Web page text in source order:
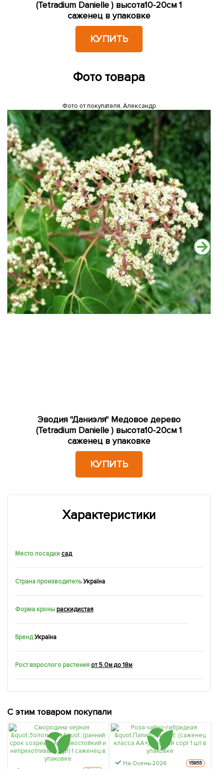
(Tetradium Danielle ) высота10-20см 1
саженец в упаковке
КУПИТЬ
Фото товара
Фото от покупателя, Александр
Эводия "Даниэля" Медовое дерево
(Tetradium Danielle ) высота10-20см 1
саженец в упаковке
КУПИТЬ
Характеристики
Место посадки сад
Страна производитель Україна
Форма кроныраскидистая
БрендУкраїна
Рост взрослого растения от 5.0м до 18м
С этим товаром покупали
На Осень-2026 15955